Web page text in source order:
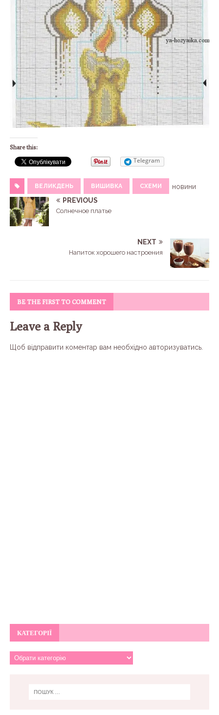
Share this:
Telegram
ВЕЛИКДЕНЬ ВИШИВКА СХЕМИ
новини
PREVIOUS
Солнечное платье
NEXT
Напиток хорошего настроения
BE THE FIRST TO COMMENT
Leave a Reply
Щоб відправити коментар вам необхідно авторизуватись
КАТЕГОРІЇ